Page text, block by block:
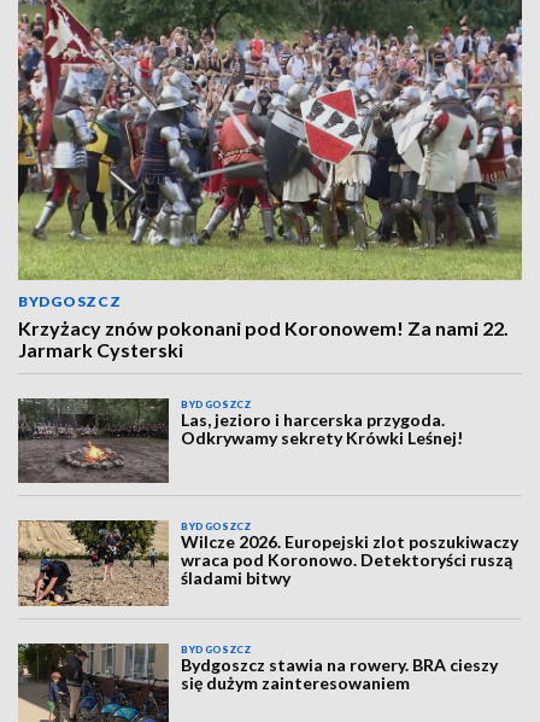
BYDGOSZCZ
Krzyżacy znów pokonani pod Koronowem! Za nami 22.
Jarmark Cysterski
BYDGOSZCZ
Las, jezioro i harcerska przygoda.
Odkrywamy sekrety Krówki Leśnej!
BYDGOSZCZ
Wilcze 2026. Europejski zlot poszukiwaczy
wraca pod Koronowo. Detektoryści ruszą
śladami bitwy
BYDGOSZCZ
Bydgoszcz stawia na rowery. BRA cieszy
się dużym zainteresowaniem